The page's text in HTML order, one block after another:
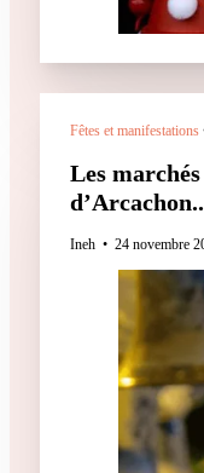
Fêtes et manifestations
Les
Ineh 24 novembre